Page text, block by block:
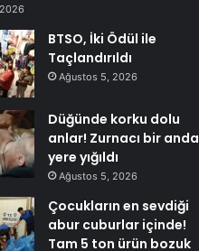
BTSO, İki Ödül ile
Taçlandırıldı
Ağustos 5, 2026
Düğünde korku dolu
anlar! Zurnacı bir anda
yere yığıldı
Ağustos 5, 2026
Çocukların en sevdiği
abur cuburlar içinde!
Tam 5 ton ürün bozuk